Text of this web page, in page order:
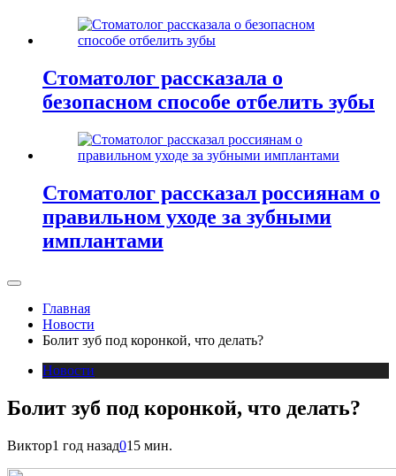
Стоматолог рассказала о
безопасном способе отбелить зубы
Стоматолог рассказал россиянам о
правильном уходе за зубными
имплантами
Главная
Новости
Болит зуб под коронкой, что делать?
Новости
Болит зуб под коронкой, что делать?
Виктор1 год назад015 мин.